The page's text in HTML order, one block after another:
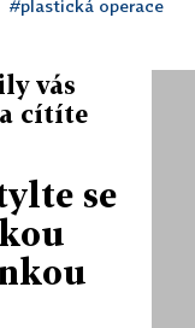
#plastická operace
vás
cítíte
se